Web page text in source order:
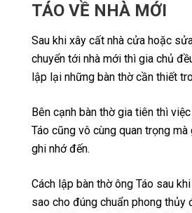
TÁO VỀ NHÀ MỚI
Sau khi xây cất nhà cửa hoặc
chuyển tới nhà mới thì gia chủ
lập lại những bàn thờ cần thiết
Bên cạnh bàn thờ gia tiên thì
Táo cũng vô cùng quan trọng
ghi nhớ đến.
Cách lập bàn thờ ông Táo sau
sao cho đúng chuẩn phong thủy